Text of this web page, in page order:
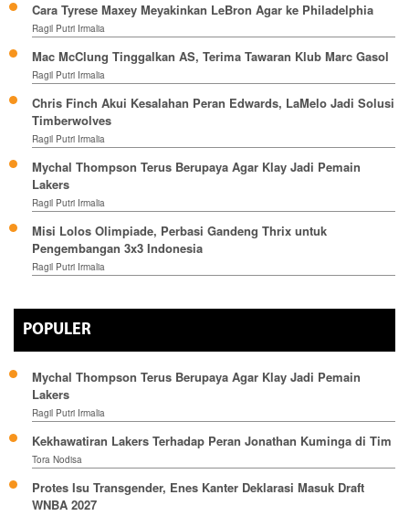
Cara Tyrese Maxey Meyakinkan LeBron Agar ke Philadelphia
Ragil Putri Irmalia
Mac McClung Tinggalkan AS, Terima Tawaran Klub Marc Gasol
Ragil Putri Irmalia
Chris Finch Akui Kesalahan Peran Edwards, LaMelo Jadi Solusi
Timberwolves
Ragil Putri Irmalia
Mychal Thompson Terus Berupaya Agar Klay Jadi Pemain
Lakers
Ragil Putri Irmalia
Misi Lolos Olimpiade, Perbasi Gandeng Thrix untuk
Pengembangan 3x3 Indonesia
Ragil Putri Irmalia
POPULER
Mychal Thompson Terus Berupaya Agar Klay Jadi Pemain
Lakers
Ragil Putri Irmalia
Kekhawatiran Lakers Terhadap Peran Jonathan Kuminga di Tim
Tora Nodisa
Protes Isu Transgender, Enes Kanter Deklarasi Masuk Draft
WNBA 2027